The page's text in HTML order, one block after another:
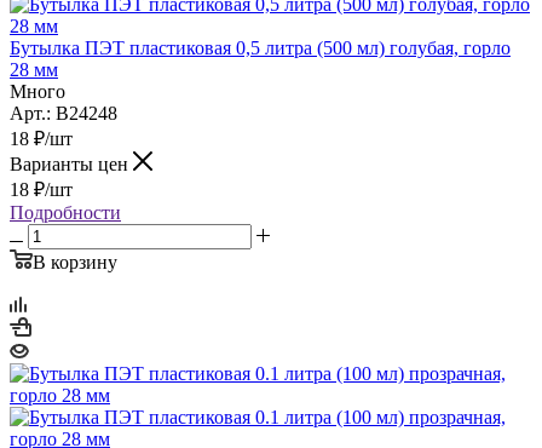
Бутылка ПЭТ пластиковая 0,5 литра (500 мл) голубая, горло
28 мм
Много
Арт.: B24248
18 ₽/шт
Варианты цен
18 ₽/шт
Подробности
В корзину